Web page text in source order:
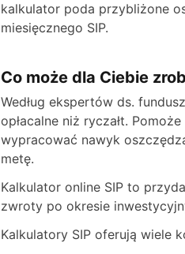
kalkulator poda przybliżone
miesięcznego SIP.
Co może dla Ciebie
Według ekspertów ds.
opłacalne niż ryczałt.
wypracować nawyk
metę.
Kalkulator online SIP to
zwroty po okresie
Kalkulatory SIP oferują wiele